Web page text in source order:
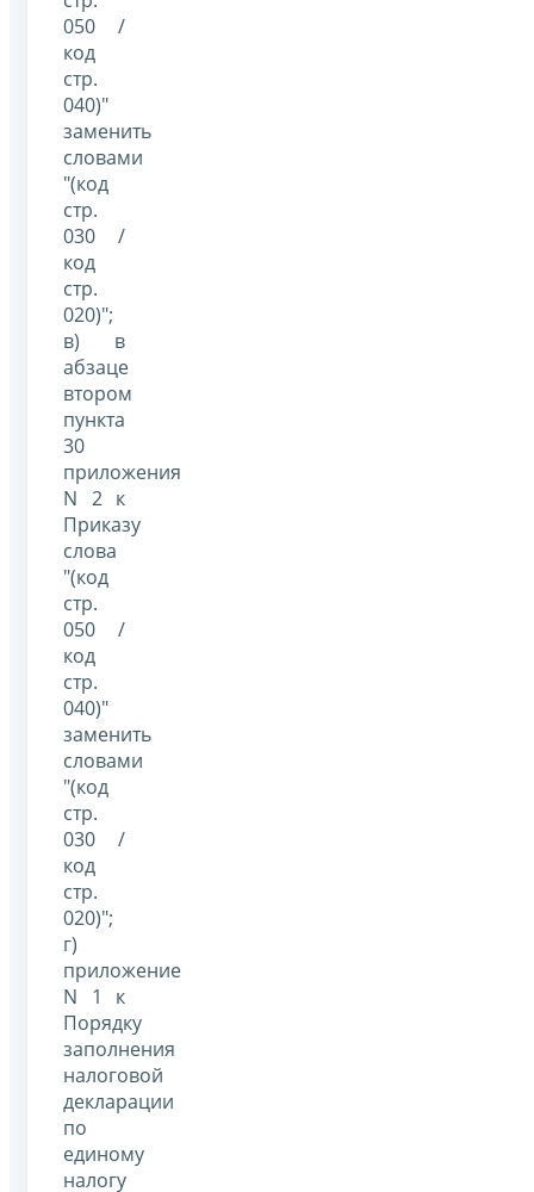
050 /
код
стр.
040)"
заменить
словами
"(код
стр.
030 /
код
стр.
020)";
в) в
абзаце
втором
пункта
30
приложения
N 2 к
Приказу
слова
"(код
стр.
050 /
код
стр.
040)"
заменить
словами
"(код
стр.
030 /
код
стр.
020)";
г)
приложение
N 1 к
Порядку
заполнения
налоговой
декларации
по
единому
налогу